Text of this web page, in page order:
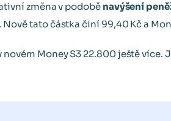
změna v podobě navýšení
tato částka činí 99,40 Kč a
novém Money S3 22.800 ještě